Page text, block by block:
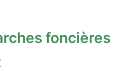
foncières